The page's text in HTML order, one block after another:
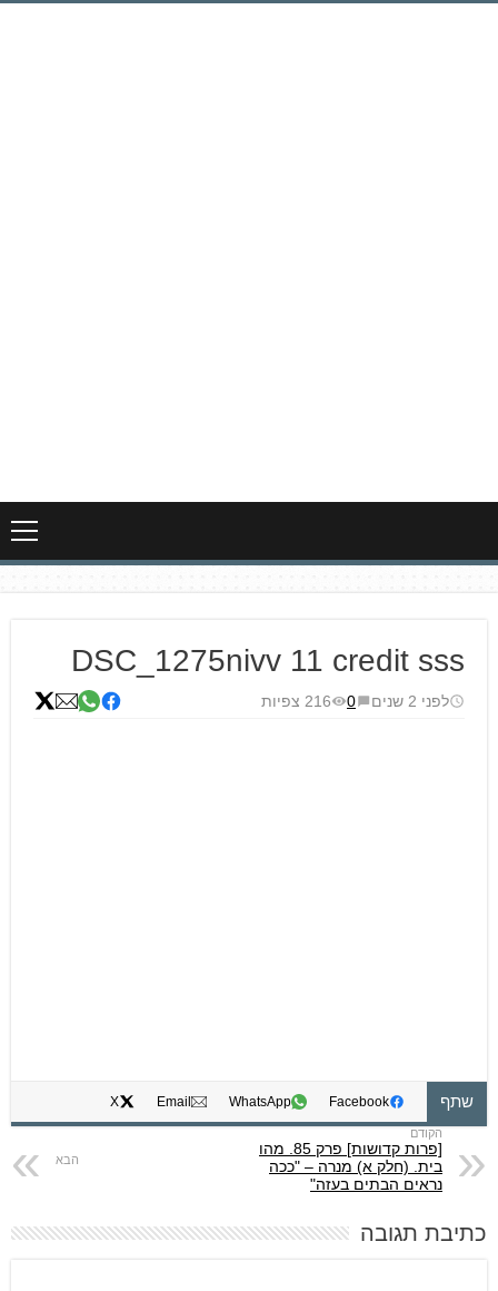
לדלג
DSC_1275nivv 11 credit sss
לפני 2 שנים 0 216 צפיות
שתף Facebook
WhatsApp
Email
X
[פרות קדושות] פרק 85. מהו
בית. (חלק א) מנרה – "ככה
נראים הבתים בעזה"
כתיבת תגובה